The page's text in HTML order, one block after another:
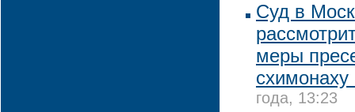
Суд в
меры
года, 13:23